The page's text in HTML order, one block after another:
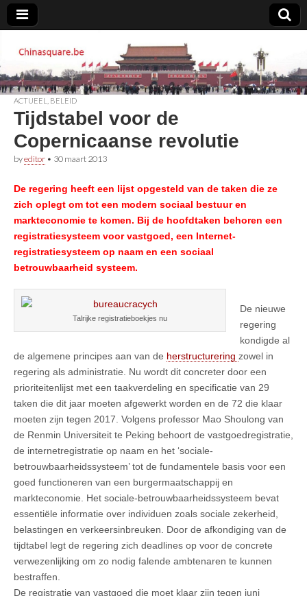
Chinasquare.be
ACTUEEL BELEID
Tijdstabel voor de
Copernicaanse revolutie
byeditor • 30 maart 2013
De regering heeft een lijst opgesteld van de taken die ze
zich oplegt om tot een modern sociaal bestuur en
markteconomie te komen. Bij de hoofdtaken behoren een
registratiesysteem voor vastgoed, een Internet-
registratiesysteem op naam en een sociaal
betrouwbaarheid systeem.
Talrijke registratieboekjes nu
De nieuwe
regering
kondigde al
de algemene principes aan van de herstructurering zowel in
regering als administratie. Nu wordt dit concreter door een
prioriteitenlijst met een taakverdeling en specificatie van 29
taken die dit jaar moeten afgewerkt worden en de 72 die klaar
moeten zijn tegen 2017. Volgens professor Mao Shoulong van
de Renmin Universiteit te Peking behoort de vastgoedregistratie,
de internetregistratie op naam en het ‘sociale-
betrouwbaarheidssysteem’ tot de fundamentele basis voor een
goed functioneren van een burgermaatschappij en
markteconomie. Het sociale-betrouwbaarheidssysteem bevat
essentiële informatie over individuen zoals sociale zekerheid,
belastingen en verkeersinbreuken. Door de afkondiging van de
tijdtabel legt de regering zich deadlines op voor de concrete
verwezenlijking om zo nodig falende ambtenaren te kunnen
bestraffen.
De registratie van vastgoed die moet klaar zijn tegen juni